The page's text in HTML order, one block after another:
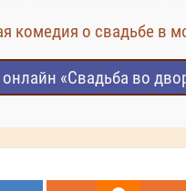
комедия о свадьбе в
«Свадьба во